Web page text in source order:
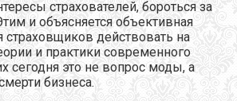
страхователей, бороться за
и объясняется объективная
страховщиков действовать на
и практики современного
сегодня это не вопрос моды, а
бизнеса.